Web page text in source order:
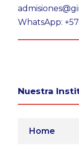
WhatsApp:
Nuestra
Home